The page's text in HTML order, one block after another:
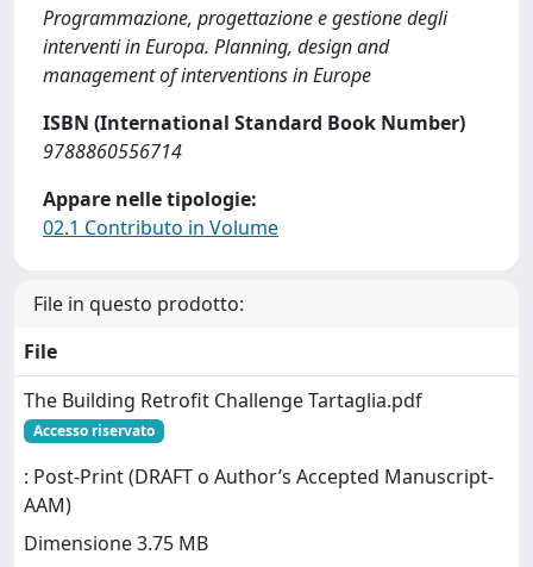
Programmazione, progettazione e gestione degli
interventi in Europa. Planning, design and
management of interventions in Europe
ISBN (International Standard Book Number)
9788860556714
Appare nelle tipologie:
02.1 Contributo in Volume
File in questo prodotto:
File
The Building Retrofit Challenge Tartaglia.pdf
Accesso riservato
: Post-Print (DRAFT o Author’s Accepted Manuscript-
AAM)
Dimensione 3.75 MB